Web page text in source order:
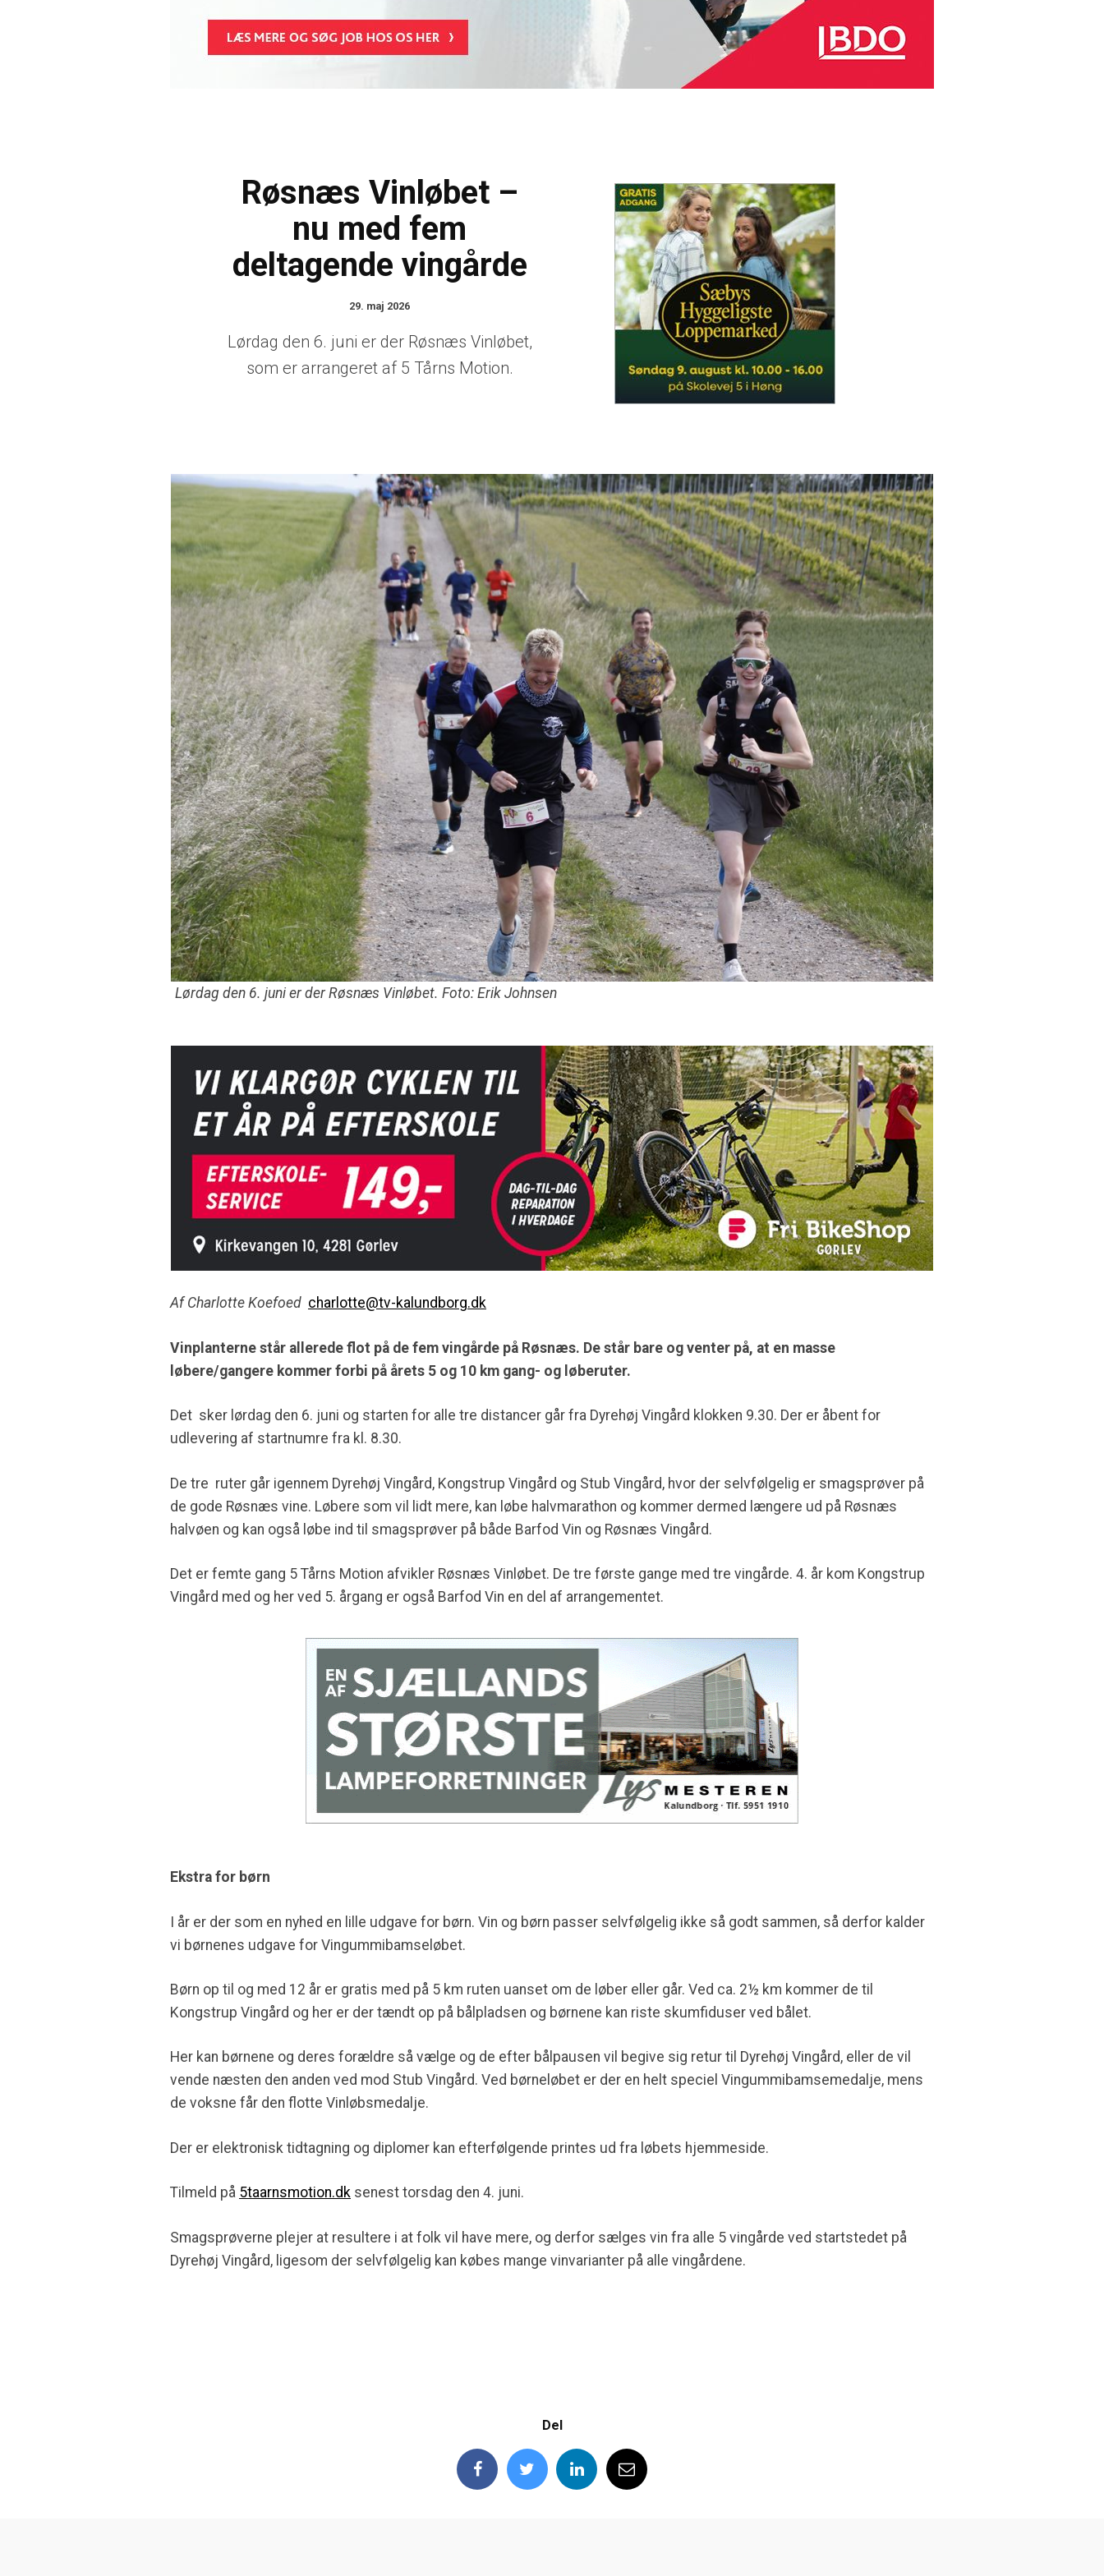
Røsnæs Vinløbet –
nu med fem
deltagende vingårde
29. maj 2026
Lørdag den 6. juni er der Røsnæs Vinløbet,
som er arrangeret af 5 Tårns Motion.
Lørdag den 6. juni er der Røsnæs Vinløbet. Foto: Erik Johnsen
Af Charlotte Koefoed charlotte@tv-kalundborg.dk
Vinplanterne står allerede flot på de fem vingårde på Røsnæs. De står bare og venter på, at en masse
løbere/gangere kommer forbi på årets 5 og 10 km gang- og løberuter.
Det sker lørdag den 6. juni og starten for alle tre distancer går fra Dyrehøj Vingård klokken 9.30. Der er åbent for
udlevering af startnumre fra kl. 8.30.
De tre ruter går igennem Dyrehøj Vingård, Kongstrup Vingård og Stub Vingård, hvor der selvfølgelig er smagsprøver på
de gode Røsnæs vine. Løbere som vil lidt mere, kan løbe halvmarathon og kommer dermed længere ud på Røsnæs
halvøen og kan også løbe ind til smagsprøver på både Barfod Vin og Røsnæs Vingård.
Det er femte gang 5 Tårns Motion afvikler Røsnæs Vinløbet. De tre første gange med tre vingårde. 4. år kom Kongstrup
Vingård med og her ved 5. årgang er også Barfod Vin en del af arrangementet.
Ekstra for børn
I år er der som en nyhed en lille udgave for børn. Vin og børn passer selvfølgelig ikke så godt sammen, så derfor kalder
vi børnenes udgave for Vingummibamseløbet.
Børn op til og med 12 år er gratis med på 5 km ruten uanset om de løber eller går. Ved ca. 2½ km kommer de til
Kongstrup Vingård og her er der tændt op på bålpladsen og børnene kan riste skumfiduser ved bålet.
Her kan børnene og deres forældre så vælge og de efter bålpausen vil begive sig retur til Dyrehøj Vingård, eller de vil
vende næsten den anden ved mod Stub Vingård. Ved børneløbet er der en helt speciel Vingummibamsemedalje, mens
de voksne får den flotte Vinløbsmedalje.
Der er elektronisk tidtagning og diplomer kan efterfølgende printes ud fra løbets hjemmeside.
Tilmeld på 5taarnsmotion.dk senest torsdag den 4. juni.
Smagsprøverne plejer at resultere i at folk vil have mere, og derfor sælges vin fra alle 5 vingårde ved startstedet på
Dyrehøj Vingård, ligesom der selvfølgelig kan købes mange vinvarianter på alle vingårdene.
Del